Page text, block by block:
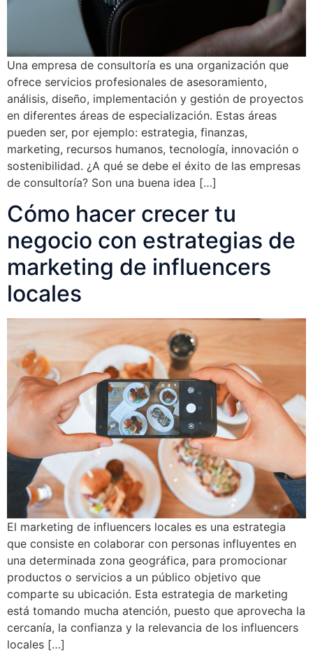
Una empresa de consultoría es una organización que
ofrece servicios profesionales de asesoramiento,
análisis, diseño, implementación y gestión de proyectos
en diferentes áreas de especialización. Estas áreas
pueden ser, por ejemplo: estrategia, finanzas,
marketing, recursos humanos, tecnología, innovación o
sostenibilidad. ¿A qué se debe el éxito de las empresas
de consultoría? Son una buena idea […]
Cómo hacer crecer tu
negocio con estrategias de
marketing de influencers
locales
El marketing de influencers locales es una estrategia
que consiste en colaborar con personas influyentes en
una determinada zona geográfica, para promocionar
productos o servicios a un público objetivo que
comparte su ubicación. Esta estrategia de marketing
está tomando mucha atención, puesto que aprovecha la
cercanía, la confianza y la relevancia de los influencers
locales […]